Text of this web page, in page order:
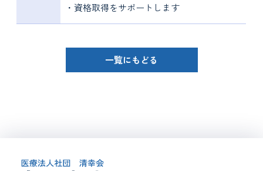
・資格取得をサポートします
一覧にもどる